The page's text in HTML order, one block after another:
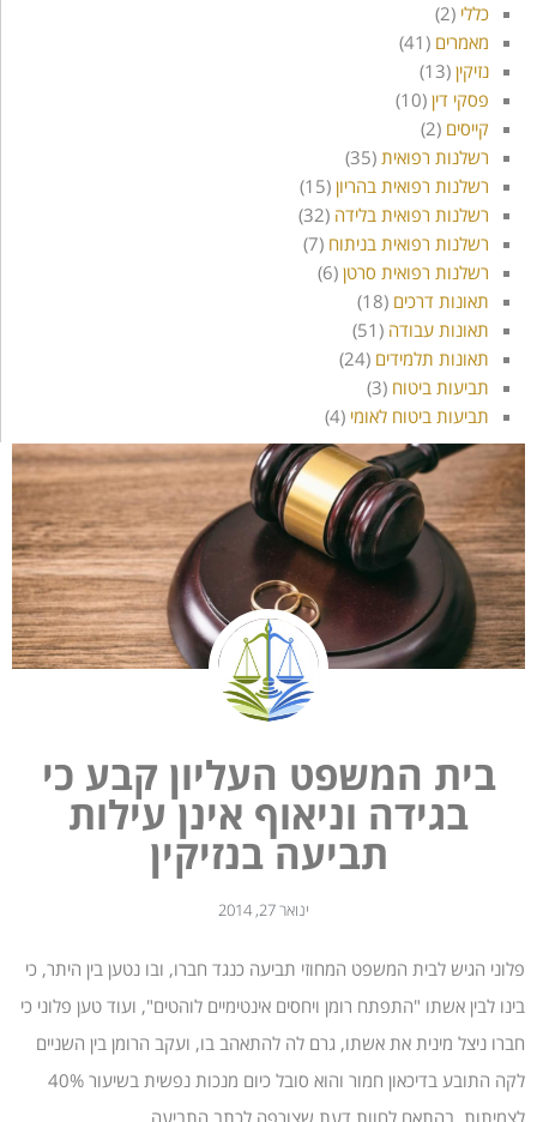
כללי (2)
מאמרים (41)
נזיקין (13)
פסקי דין (10)
קייסים (2)
רשלנות רפואית (35)
רשלנות רפואית בהריון (15)
רשלנות רפואית בלידה (32)
רשלנות רפואית בניתוח (7)
רשלנות רפואית סרטן (6)
תאונות דרכים (18)
תאונות עבודה (51)
תאונות תלמידים (24)
תביעות ביטוח (3)
תביעות ביטוח לאומי (4)
בית המשפט העליון קבע כי
בגידה וניאוף אינן עילות
תביעה בנזיקין
ינואר 27, 2014
פלוני הגיש לבית המשפט המחוזי תביעה כנגד חברו, ובו נטען בין היתר, כי
בינו לבין אשתו "התפתח רומן ויחסים אינטימיים לוהטים", ועוד טען פלוני כי
חברו ניצל מינית את אשתו, גרם לה להתאהב בו, ועקב הרומן בין השניים
לקה התובע בדיכאון חמור והוא סובל כיום מנכות נפשית בשיעור 40%